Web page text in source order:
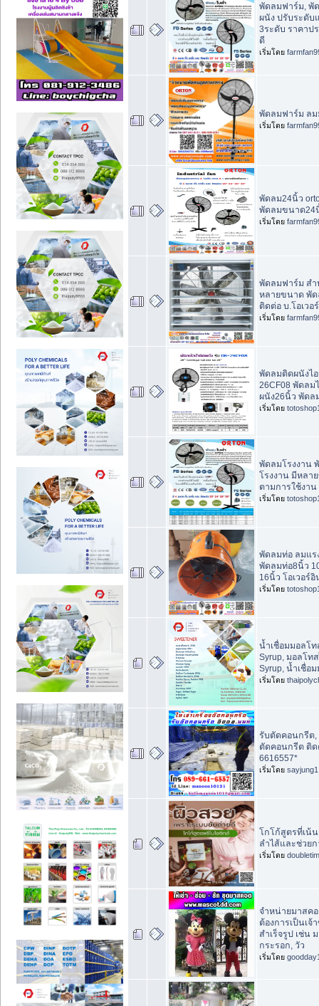
พัดลมฟาร์ม, พั
ผนัง ปรับระดับ
3ระดับ ราคาป
ดี
เริ่มโดย
พัดลมฟาร์ม ลม
เริ่มโดย
พัดลม24นิ้ว
พัดลมขนาด24
เริ่มโดย
พัดลมฟาร์ม สำ
หลายขนาด พั
ติดต่อ บ.โอเวอ
เริ่มโดย
พัดลมติดผนังไ
26CF08 พัดลม
ผนัง26นิ้ว พัดล
เริ่มโดย
พัดลมโรงงาน
โรงงาน มีหลา
ตามการใช้งาน
เริ่มโดย
พัดลมท่อ ลมแร
พัดลมท่อ8นิ้ว
16นิ้ว โอเวอร์อิ
เริ่มโดย
น้ำเชื่อมมอลโท
Syrup, มอลโท
Syrup, น้ำเชื่อ
เริ่มโดย
รับตัดคอนกรีต,
ตัดคอนกรีต ติ
6616557*
เริ่มโดย sayjung1
โกโก้สูตรที่เน้
ลำไส้และช่วย
เริ่มโดย
จำหน่ายมาสค
ต้องการเป็นเจ้
สำเร็จรูป เช่น
กระรอก, วัว
เริ่มโดย